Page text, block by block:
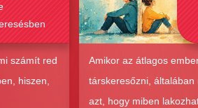
számít red
hiszen,
Amikor az átlagos
társkeresőzni,
azt, hogy miben